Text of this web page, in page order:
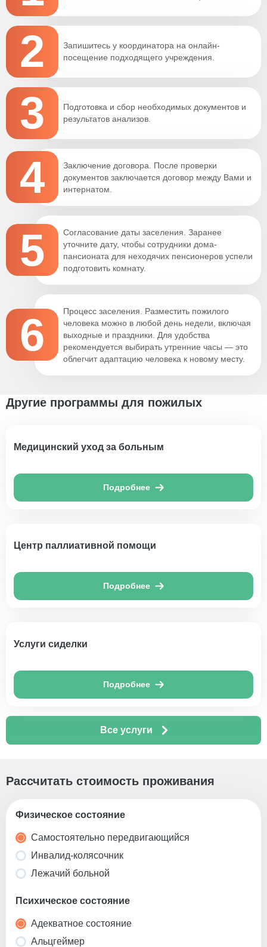
2
Запишитесь у координатора на онлайн-
посещение подходящего учреждения.
3
Подготовка и сбор необходимых документов и
результатов анализов.
4
Заключение договора. После проверки
документов заключается договор между Вами и
интернатом.
5
Согласование даты заселения. Заранее
уточните дату, чтобы сотрудники дома-
пансионата для неходячих пенсионеров успели
подготовить комнату.
6
Процесс заселения. Разместить пожилого
человека можно в любой день недели, включая
выходные и праздники. Для удобства
рекомендуется выбирать утренние часы — это
облегчит адаптацию человека к новому месту.
Другие программы для пожилых
Медицинский уход за больным
Подробнее
Центр паллиативной помощи
Подробнее
Услуги сиделки
Подробнее
Все услуги
Рассчитать стоимость проживания
Физическое состояние
Самостоятельно передвигающийся
Инвалид-колясочник
Лежачий больной
Психическое состояние
Адекватное состояние
Альцгеймер